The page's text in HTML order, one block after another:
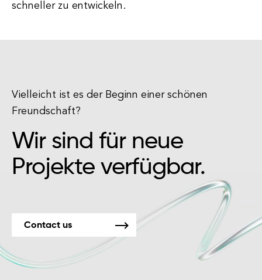
schneller zu entwickeln.
Vielleicht ist es der Beginn einer schönen
Freundschaft?
Wir sind für neue
Projekte verfügbar.
Contact us